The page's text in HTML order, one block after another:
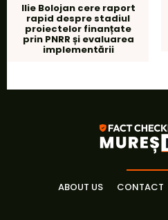
Ilie Bolojan cere raport
rapid despre stadiul
proiectelor finanțate
prin PNRR și evaluarea
implementării
ABOUT US CONTACT